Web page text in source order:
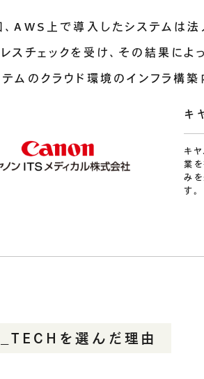
、AWS上で導入したシステムは法
レスチェックを受け、その結果に
テムのクラウド環境のインフラ構
キ
キ
業
みを
す。
を選んだ理由